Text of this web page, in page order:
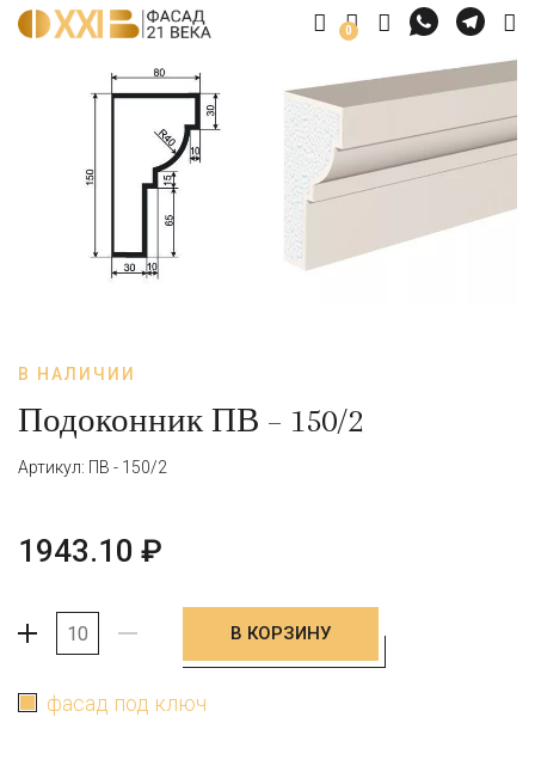
0
В НАЛИЧИИ
Подоконник ПВ – 150/2
Артикул: ПВ - 150/2
1943.10 ₽
-
+ В КОРЗИНУ
фасад под ключ